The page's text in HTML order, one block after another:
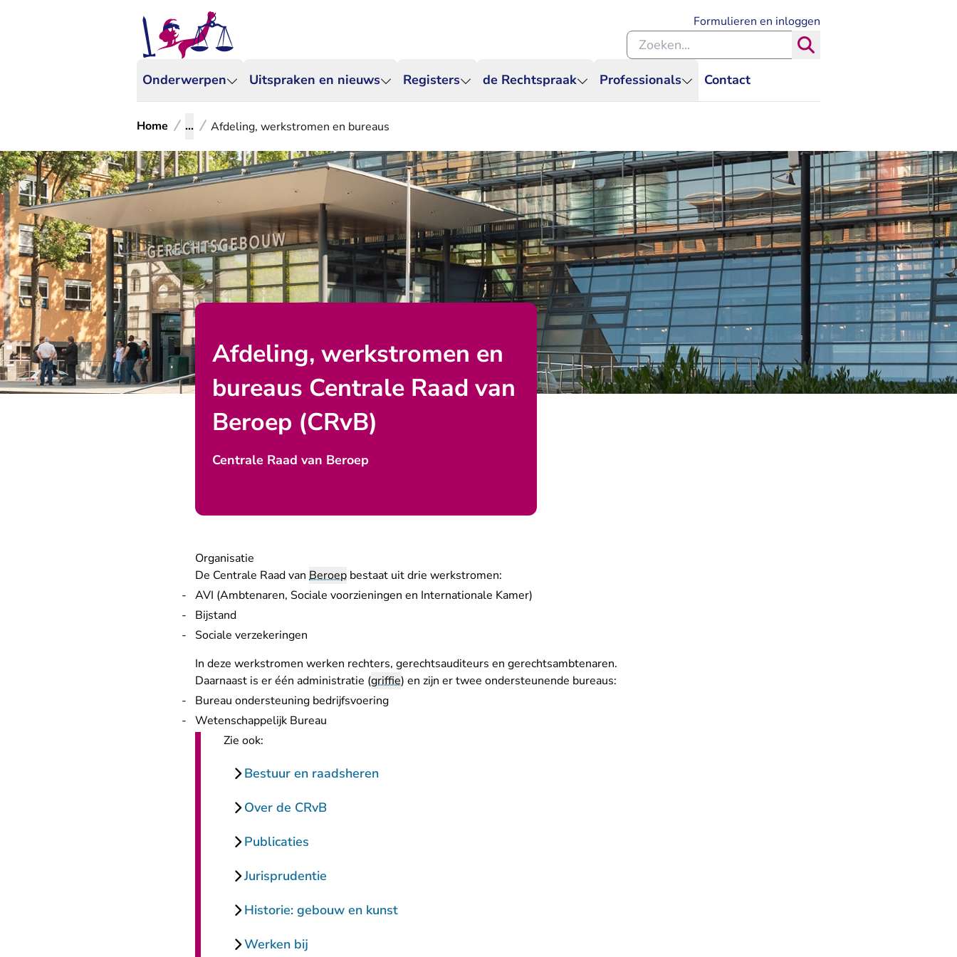
Onderwerpen Uitspraken en nieuws Registers de Rechtspraak Professionals Contact
Formulieren en inloggen
Zoeken binnen de Rechtspraak
Home ... Afdeling, werkstromen en bureaus
Afdeling, werkstromen en
bureaus Centrale Raad van
Beroep (CRvB)
Centrale Raad van Beroep
Organisatie
De Centrale Raad van Beroep bestaat uit drie werkstromen:
AVI (Ambtenaren, Sociale voorzieningen en Internationale Kamer)
Bijstand
Sociale verzekeringen
In deze werkstromen werken rechters, gerechtsauditeurs en gerechtsambtenaren.
Daarnaast is er één administratie (griffie) en zijn er twee ondersteunende bureaus:
Bureau ondersteuning bedrijfsvoering
Wetenschappelijk Bureau
Zie ook:
Bestuur en raadsheren
Over de CRvB
Publicaties
Jurisprudentie
Historie: gebouw en kunst
Werken bij